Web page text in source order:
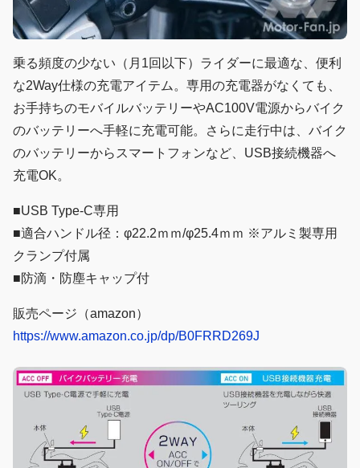
乗る頻度の少ない（月1回以下）ライダーに最適な、便利
な2Way仕様の充電アイテム。専用の充電器がなくても、
お手持ちのモバイルバッテリーやAC100V電源からバイク
のバッテリーへ手軽に充電可能。さらに走行中は、バイク
のバッテリーからスマートフォンなど、USB接続機器へ
充電OK。
■USB Type-C専用
■適合ハンドル径：φ22.2ｍｍ/φ25.4ｍｍ ※アルミ製専用
クランプ付属
■防滴・防塵キャップ付
販売ページ（amazon）
https://www.amazon.co.jp/dp/B0FRRD269J